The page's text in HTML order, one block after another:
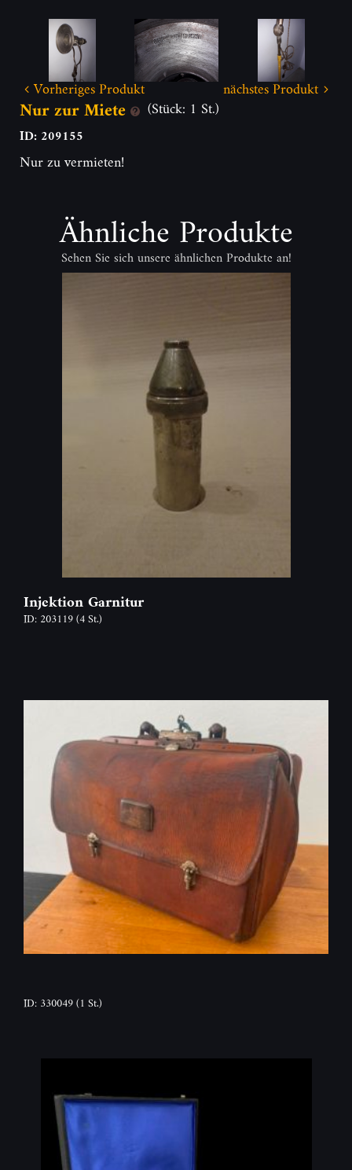
Vorheriges Produkt nächstes Produkt
Nur zur Miete (Stück: 1 St.)
ID: 209155
Nur zu vermieten!
Ähnliche Produkte
Sehen Sie sich unsere ähnlichen Produkte an!
Injektion Garnitur
ID: 203119(4 St.)
ID: 330049(1 St.)